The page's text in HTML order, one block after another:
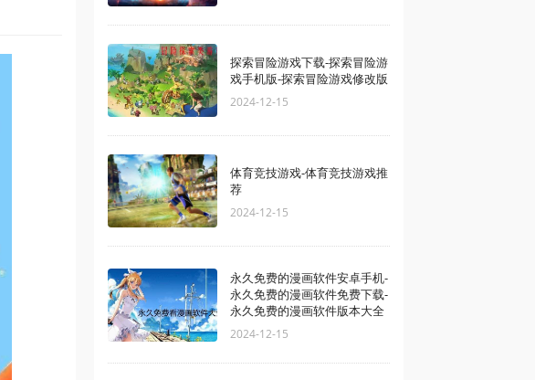
探索冒险游戏下载-探索冒险游
戏手机版-探索冒险游戏修改版
2024-12-15
体育竞技游戏-体育竞技游戏推
荐
2024-12-15
永久免费的漫画软件安卓手机-
永久免费的漫画软件免费下载-
永久免费的漫画软件版本大全
2024-12-15